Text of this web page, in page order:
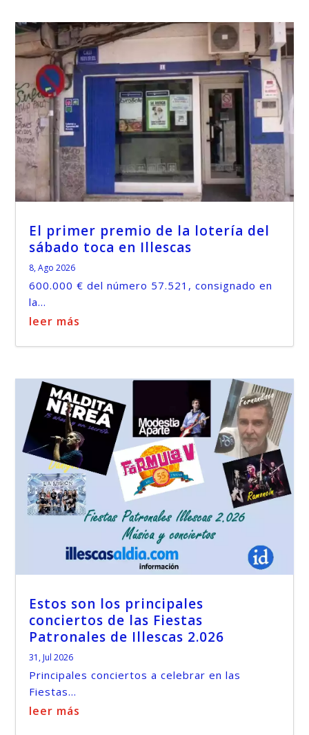
El primer premio de la lotería del
sábado toca en Illescas
8, Ago 2026
600.000 € del número 57.521, consignado en
la...
leer más
Estos son los principales
conciertos de las Fiestas
Patronales de Illescas 2.026
31, Jul 2026
Principales conciertos a celebrar en las
Fiestas...
leer más